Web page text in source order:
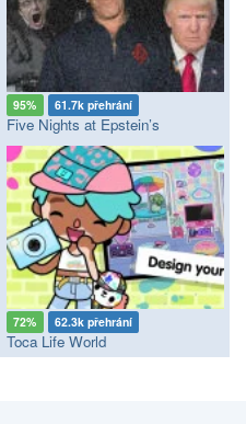
95% 61.7k přehrání
Five Nights at Epstein’s
72% 62.3k přehrání
Toca Life World